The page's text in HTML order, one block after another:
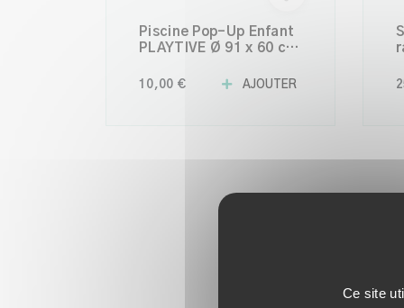
Piscine Pop-Up Enfant
PLAYTIVE Ø 91 x 60 cm
Compacte et Facile à
10,00 € AJOUTER
Ce site